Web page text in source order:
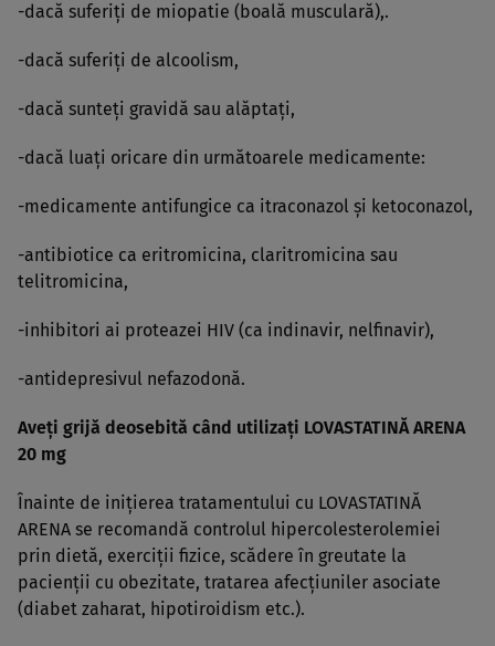
-dacă suferiţi de miopatie (boală musculară),.
-dacă suferiţi de alcoolism,
-dacă sunteţi gravidă sau alăptaţi,
-dacă luaţi oricare din următoarele medicamente:
-medicamente antifungice ca itraconazol şi ketoconazol,
-antibiotice ca eritromicina, claritromicina sau
telitromicina,
-inhibitori ai proteazei HIV (ca indinavir, nelfinavir),
-antidepresivul nefazodonă.
Aveţi grijă deosebită când utilizaţi LOVASTATINĂ ARENA
20 mg
Înainte de iniţierea tratamentului cu LOVASTATINĂ
ARENA se recomandă controlul hipercolesterolemiei
prin dietă, exerciţii fizice, scădere în greutate la
pacienţii cu obezitate, tratarea afecţiuniler asociate
(diabet zaharat, hipotiroidism etc.).